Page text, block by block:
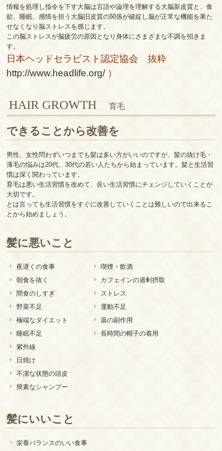
情報を処理し指令を下す大脳は言語や論理を理解する大脳新皮質と、食
欲、睡眠、感情を担う大脳旧皮質の関係が破綻し脳が正常な機能を果た
せなくなり脳ストレスを感じます。
この脳ストレスが脳疲労の原因となり身体にさまざまな不調を招きま
す。
日本ヘッドセラピスト認定協会 抜粋
http://www.headlife.org/）
HAIR GROWTH育毛
できることから改善を
男性、女性問わずいつまでも髪は多い方がいいのですが、髪の抜け毛・
薄毛の悩みは20代、30代の若い人たちから始まっています。髪と生活習
慣は深く関わっています。
育毛は悪い生活習慣を改めて、良い生活習慣にチェンジしていくことが
大切です。
とは言っても生活習慣をすぐに改善していくことは難しいので出来るこ
とから始めましょう。
髪に悪いこと
夜遅くの食事
朝食を抜く
間食のしすぎ
野菜不足
極端なダイエット
睡眠不足
喫煙・飲酒
カフェインの過剰摂取
ストレス
運動不足
薬の副作用
長時間の帽子の着用
紫外線
日焼け
不潔な状態の頭皮
簡素なシャンプー
髪にいいこと
栄養バランスのいい食事